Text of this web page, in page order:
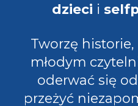
dzieci i
Tworzę
młodym
oderwać się
przeżyć